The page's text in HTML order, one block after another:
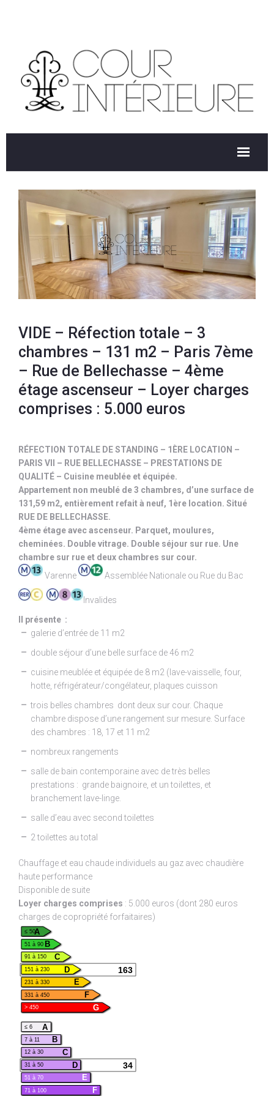
VIDE – Réfection totale – 3
chambres – 131 m2 – Paris 7ème
– Rue de Bellechasse – 4ème
étage ascenseur – Loyer charges
comprises : 5.000 euros
RÉFECTION TOTALE DE STANDING – 1ÈRE LOCATION –
PARIS VII – RUE BELLECHASSE – PRESTATIONS DE
QUALITÉ – Cuisine meublée et équipée.
Appartement non meublé de 3 chambres, d’une surface de
131,59 m2, entièrement refait à neuf, 1ère location. Situé
RUE DE BELLECHASSE.
4ème étage avec ascenseur. Parquet, moulures,
cheminées. Double vitrage. Double séjour sur rue. Une
chambre sur rue et deux chambres sur cour.
Varenne
Assemblée Nationale ou Rue du Bac
Invalides
Il présente :
galerie d’entrée de 11 m2
double séjour d’une belle surface de 46 m2
cuisine meublée et équipée de 8 m2 (lave-vaisselle, four,
hotte, réfrigérateur/congélateur, plaques cuisson
trois belles chambres dont deux sur cour. Chaque
chambre dispose d’une rangement sur mesure. Surface
des chambres : 18, 17 et 11 m2
nombreux rangements
salle de bain contemporaine avec de très belles
prestations : grande baignoire, et un toilettes, et
branchement lave-linge.
salle d’eau avec second toilettes
2 toilettes au total
Chauffage et eau chaude individuels au gaz avec chaudière
haute performance
Disponible de suite
Loyer charges comprises : 5.000 euros (dont 280 euros
charges de copropriété forfaitaires)
A
≤ 50
B
51 à 90
C
91 à 150
163
D
151 à 230
E
231 à 330
F
331 à 450
G
> 450
A
≤ 6
B
7 à 11
C
12 à 30
34
D
31 à 50
E
51 à 70
F
71 à 100